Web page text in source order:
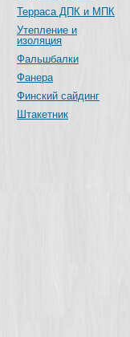
Терраса ДПК и МПК
Утепление и
изоляция
Фальшбалки
Фанера
Финский сайдинг
Штакетник